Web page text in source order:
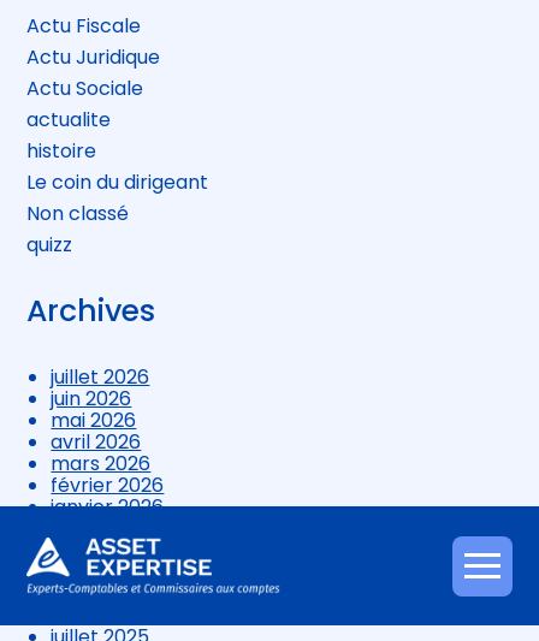
Aller
au
Actu Fiscale
Actu Juridique
Actu Sociale
actualite
histoire
Le coin du dirigeant
Non classé
quizz
Archives
juillet 2026
juin 2026
mai 2026
avril 2026
mars 2026
février 2026
janvier 2026
novembre 2025
octobre 2025
septembre 2025